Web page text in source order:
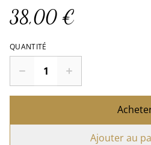
38,00 €
QUANTITÉ
Ajouter au